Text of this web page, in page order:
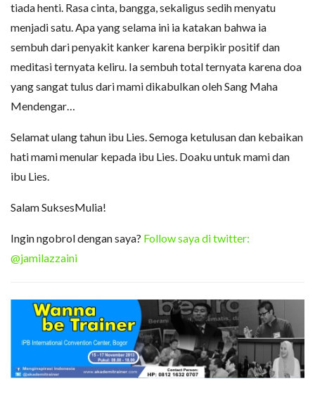
tiada henti. Rasa cinta, bangga, sekaligus sedih menyatu
menjadi satu. Apa yang selama ini ia katakan bahwa ia
sembuh dari penyakit kanker karena berpikir positif dan
meditasi ternyata keliru. Ia sembuh total ternyata karena doa
yang sangat tulus dari mami dikabulkan oleh Sang Maha
Mendengar…
Selamat ulang tahun ibu Lies. Semoga ketulusan dan kebaikan
hati mami menular kepada ibu Lies. Doaku untuk mami dan
ibu Lies.
Salam SuksesMulia!
Ingin ngobrol dengan saya? Follow saya di twitter:
@jamilazzaini